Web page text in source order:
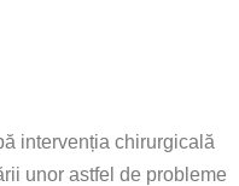
intervenția chirurgicală
unor astfel de probleme